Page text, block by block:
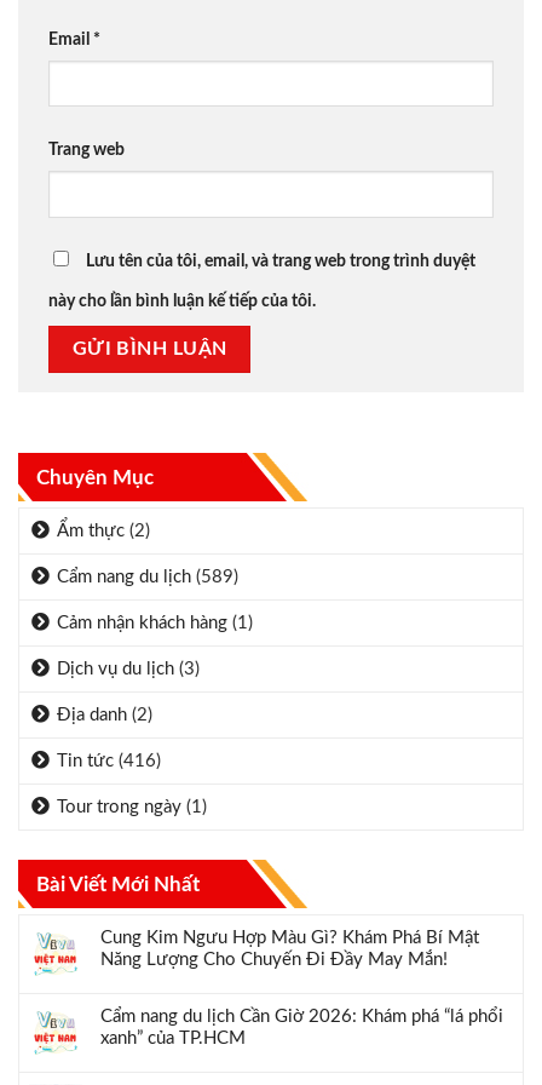
Chuyên Mục
Ẩm thực (2)
Cẩm nang du lịch (589)
Cảm nhận khách hàng (1)
Dịch vụ du lịch (3)
Địa danh (2)
Tin tức (416)
Tour trong ngày (1)
Bài Viết Mới Nhất
Cung Kim Ngưu Hợp Màu Gì? Khám Phá Bí Mật
Năng Lượng Cho Chuyến Đi Đầy May Mắn!
Cẩm nang du lịch Cần Giờ 2026: Khám phá “lá phổi
xanh” của TP.HCM
Email *
Trang web
Lưu tên của tôi, email, và trang web trong trình duyệt
này cho lần bình luận kế tiếp của tôi.